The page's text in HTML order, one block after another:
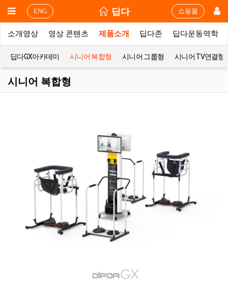
ENG 딥다 쇼핑몰
소개영상 영상 콘텐츠 제품소개 딥다존 딥다운동역학
딥다GX아카데미 시니어 복합형 시니어 그룹형 시니어 TV연결형
시니어 복합형